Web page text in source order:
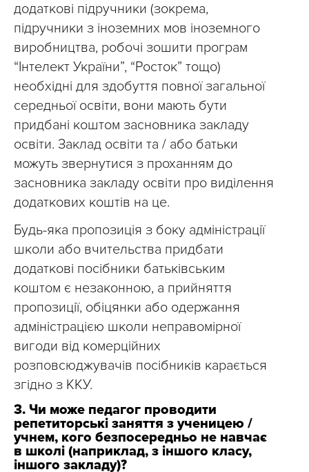
додаткові підручники (зокрема,
підручники з іноземних мов іноземного
виробництва, робочі зошити програм
“Інтелект України”, “Росток” тощо)
необхідні для здобуття повної загальної
середньої освіти, вони мають бути
придбані коштом засновника закладу
освіти. Заклад освіти та / або батьки
можуть звернутися з проханням до
засновника закладу освіти про виділення
додаткових коштів на це.
Будь-яка пропозиція з боку адміністрації
школи або вчительства придбати
додаткові посібники батьківським
коштом є незаконною, а прийняття
пропозиції, обіцянки або одержання
адміністрацією школи неправомірної
вигоди від комерційних
розповсюджувачів посібників карається
згідно з ККУ.
3. Чи може педагог проводити
репетиторські заняття з ученицею /
учнем, кого безпосередньо не навчає
в школі (наприклад, з іншого класу,
іншого закладу)?